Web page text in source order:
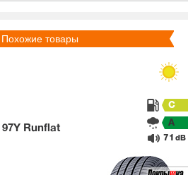
Похожие товары
97Y Runflat
C
A
71 dB